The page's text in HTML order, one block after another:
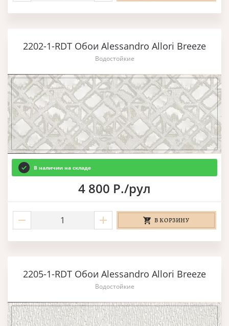
2202-1-RDT Обои Alessandro Allori Breeze
Водостойкие
В наличии на складе
4 800 Р./рул
В КОРЗИНУ
2205-1-RDT Обои Alessandro Allori Breeze
Водостойкие